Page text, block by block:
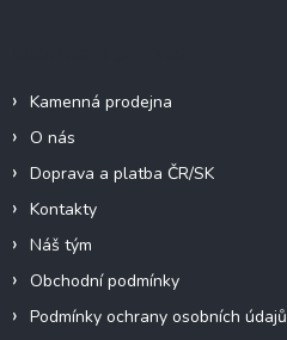
Kamenná prodejna
O nás
Doprava a platba ČR/SK
Kontakty
Náš tým
Obchodní podmínky
Podmínky ochrany osobních údajů